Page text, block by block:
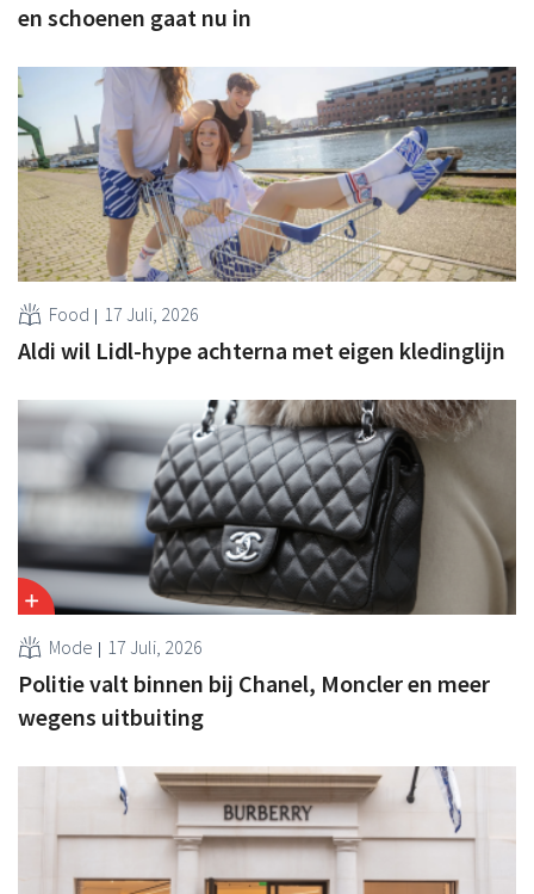
en schoenen gaat nu in
Food 17 Juli, 2026
Aldi wil Lidl-hype achterna met eigen kledinglijn
Mode 17 Juli, 2026
Politie valt binnen bij Chanel, Moncler en meer
wegens uitbuiting